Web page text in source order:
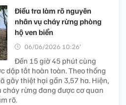
Điều tra làm rõ nguyên
nhân vụ cháy rừng phòng
hộ ven biển
06/06/2026 10:26’
Đến 15 giờ 45 phút cùng
dập tắt hoàn toàn. Theo thống
gây thiệt hại gần 3,57 ha. Hiện,
cháy rừng đang được cơ quan
rõ.